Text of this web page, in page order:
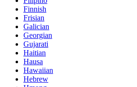
Finnish
Frisian
Galician
Georgian
Gujarati
Haitian
Hausa
Hawaiian
Hebrew